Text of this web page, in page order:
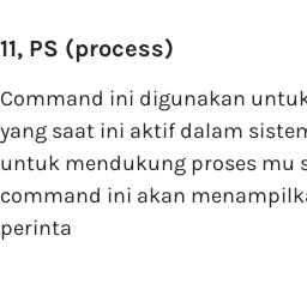
11, PS (process)
Command ini digunakan
yang saat ini aktif dalam
untuk mendukung proses mu
command ini akan
perinta